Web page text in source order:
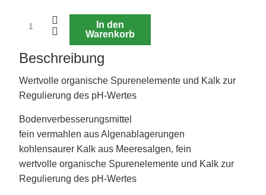
In den
Warenkorb
Beschreibung
Wertvolle organische Spurenelemente und Kalk zur
Regulierung des pH-Wertes
Bodenverbesserungsmittel
fein vermahlen aus Algenablagerungen
kohlensaurer Kalk aus Meeresalgen, fein
wertvolle organische Spurenelemente und Kalk zur
Regulierung des pH-Wertes